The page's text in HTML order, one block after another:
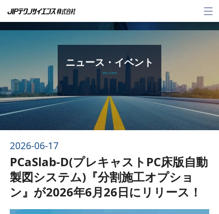
メ
ー
ニュース・イベント
News & Event
2026-06-17
PCaSlab-D(プレキャストPC床版自動
製図システム)『分割施工オプショ
ン』が2026年6月26日にリリース！